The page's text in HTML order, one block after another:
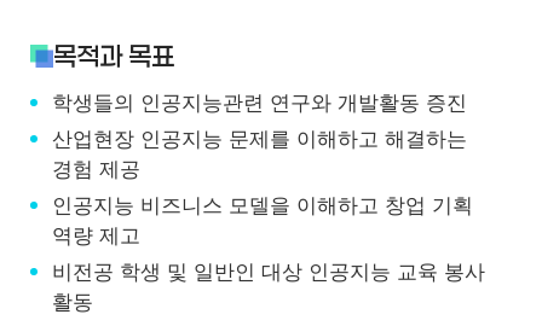
목적과 목표
학생들의 인공지능관련 연구와 개발활동 증진
산업현장 인공지능 문제를 이해하고 해결하는
경험 제공
인공지능 비즈니스 모델을 이해하고 창업 기획
역량 제고
비전공 학생 및 일반인 대상 인공지능 교육 봉사
활동